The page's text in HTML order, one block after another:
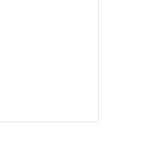
TCB 5.2% เทียบกับ